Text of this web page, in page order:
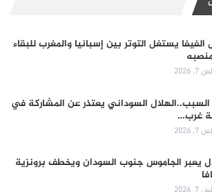
يستغل التوتر بين إسبانيا والمغرب للبقاء
السبب..الهلال السوداني يعتذر عن المشاركة في
غرب…
يعبر الجاموس جنوب السودان ويخطف برونزية